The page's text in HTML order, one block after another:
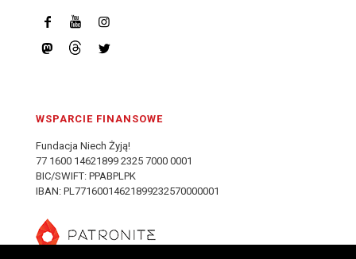
WSPARCIE FINANSOWE
Fundacja Niech Żyją!
77 1600 14621899 2325 7000 0001
BIC/SWIFT: PPABPLPK
IBAN: PL77160014621899232570000001